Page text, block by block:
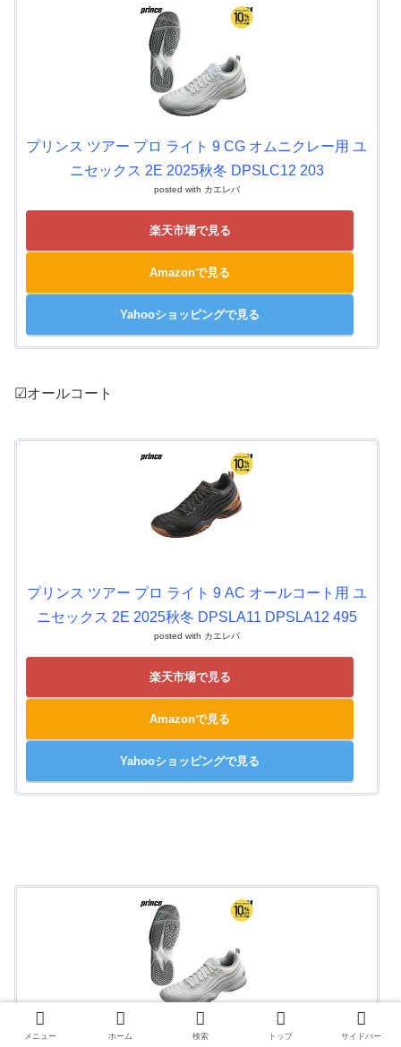
プリンス ツアー プロ ライト 9 CG オムニクレー用 ユ
ニセックス 2E 2025秋冬 DPSLC12 203
posted with カエレバ
楽天市場で見る
Amazonで見る
Yahooショッピングで見る
☑オールコート
プリンス ツアー プロ ライト 9 AC オールコート用 ユ
ニセックス 2E 2025秋冬 DPSLA11 DPSLA12 495
posted with カエレバ
楽天市場で見る
Amazonで見る
Yahooショッピングで見る
プリンス ツアー プロ ライト 9 AC オールコート用 ユ
メニュー ホーム 検索 トップ サイドバー